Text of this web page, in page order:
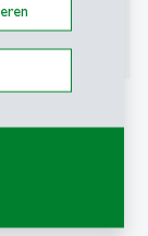
und